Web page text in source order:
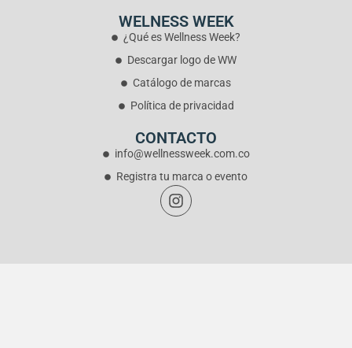
WELNESS WEEK
¿Qué es Wellness Week?
Descargar logo de WW
Catálogo de marcas
Política de privacidad
CONTACTO
info@wellnessweek.com.co
Registra tu marca o evento